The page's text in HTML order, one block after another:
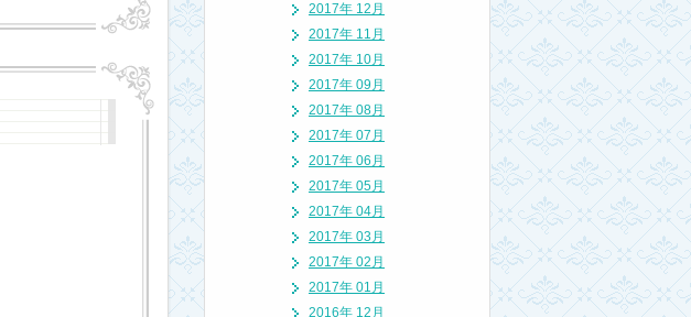
2017年 12月
2017年 11月
2017年 10月
2017年 09月
2017年 08月
2017年 07月
2017年 06月
2017年 05月
2017年 04月
2017年 03月
2017年 02月
2017年 01月
2016年 12月